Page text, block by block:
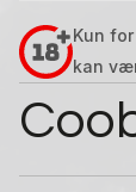
Kun
kan